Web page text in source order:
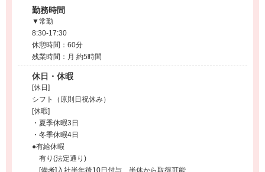
勤務時間
▼常勤
8:30-17:30
休憩時間：60分
残業時間：月 約5時間
休日・休暇
[休日]
シフト（原則日祝休み）
[休暇]
・夏季休暇3日
・冬季休暇4日
●有給休暇
有り(法定通り)
[備考]入社半年後10日付与、半休から取得可能